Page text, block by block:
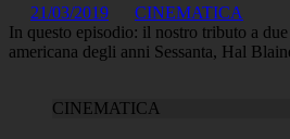
21/03/2019
CINEMATICA
In questo episodio: il nostro tributo a
americana degli anni Sessanta, Hal
CINEMATICA